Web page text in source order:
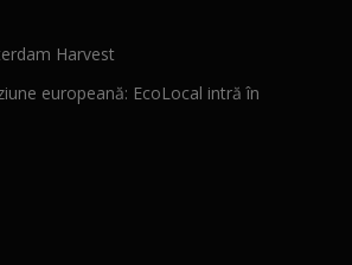
Harvest
europeană: EcoLocal intră în